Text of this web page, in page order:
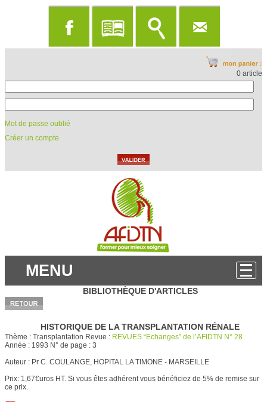
0 article
Mot de passe oublié
Créer un compte
MENU
BIBLIOTHÈQUE D'ARTICLES
HISTORIQUE DE LA TRANSPLANTATION RÉNALE
Thème : Transplantation Revue : REVUES “Echanges” de l’AFIDTN N° 28
Année : 1993 N° de page : 3
Auteur : Pr C. COULANGE, HOPITAL LA TIMONE - MARSEILLE
Prix: 1,67€uros HT. Si vous êtes adhérent vous bénéficiez de 5% de remise sur
ce prix.